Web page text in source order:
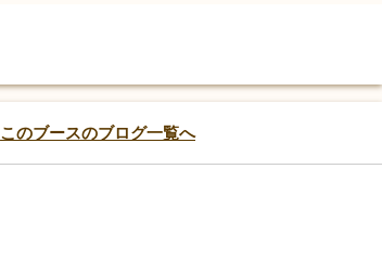
このブースのブログ一覧へ